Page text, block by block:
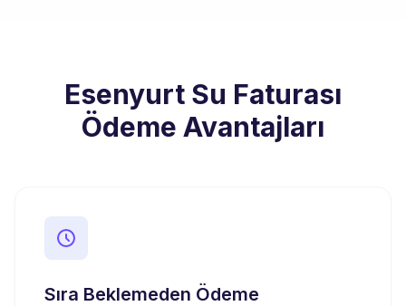
Esenyurt Su Faturası
Ödeme Avantajları
Sıra Beklemeden Ödeme